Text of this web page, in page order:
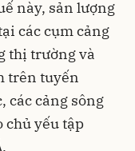
này, sản lượng
các cụm cảng
thị trường và
trên tuyến
các cảng sông
chủ yếu tập